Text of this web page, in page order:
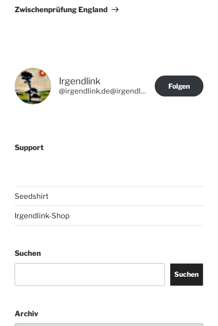
Beitrag
Zwischenprüfung England
Irgendlink
@irgendlink.de@irgendlink.de
Folgen
Support
Seedshirt
Irgendlink-Shop
Suchen
Suchen
Archiv